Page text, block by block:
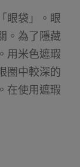
眼袋」。眼
。為了隱藏
用米色遮瑕
圈中較深的
在使用遮瑕